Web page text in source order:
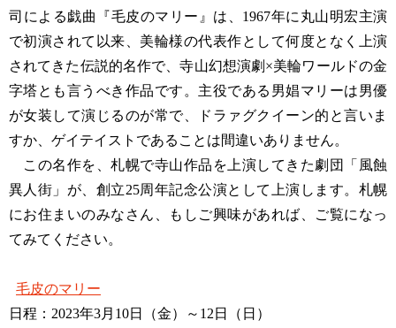
司による戯曲『毛皮のマリー』は、1967年に丸山明宏主演
で初演されて以来、美輪様の代表作として何度となく上演
されてきた伝説的名作で、寺山幻想演劇×美輪ワールドの金
字塔とも言うべき作品です。主役である男娼マリーは男優
が女装して演じるのが常で、ドラァグクイーン的と言いま
すか、ゲイテイストであることは間違いありません。
この名作を、札幌で寺山作品を上演してきた劇団「風蝕
異人街」が、創立25周年記念公演として上演します。札幌
にお住まいのみなさん、もしご興味があれば、ご覧になっ
てみてください。
毛皮のマリー
日程：2023年3月10日（金）～12日（日）